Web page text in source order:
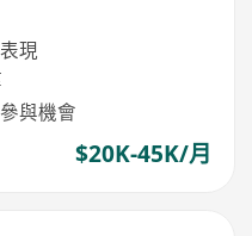
現
與機會
$20K-45K/月